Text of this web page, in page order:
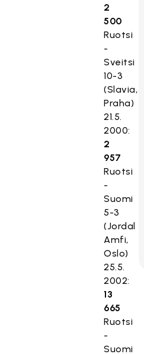
2
500
Ruotsi
-
Sveitsi
10-3
(Slavia,
Praha)
21.5.
2000:
2
957
Ruotsi
-
Suomi
5-3
(Jordal
Amfi,
Oslo)
25.5.
2002:
13
665
Ruotsi
-
Suomi